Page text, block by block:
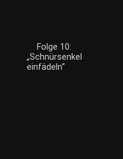
Folge 10:
„Schnürsenkel
einfädeln“